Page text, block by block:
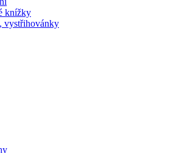
knížky
vystřihovánky